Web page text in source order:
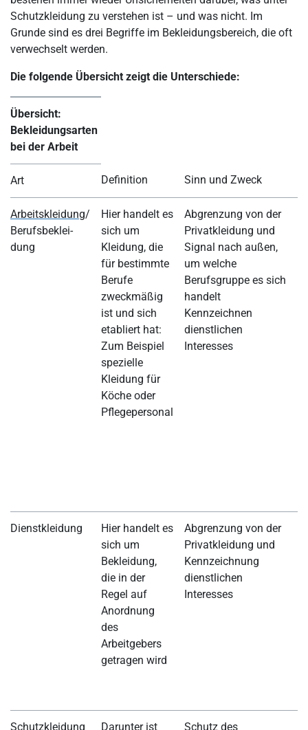
Schutzkleidung zu verstehen ist – und was nicht. Im
Grunde sind es drei Begriffe im Bekleidungsbereich, die oft
verwechselt werden.
Die folgende Übersicht zeigt die Unterschiede:
Übersicht:
Bekleidungsarten
bei der Arbeit
Art Definition Sinn und Zweck
Arbeitskleidung/
Berufsbeklei-
dung
Hier handelt es
sich um
Kleidung, die
für bestimmte
Berufe
zweckmäßig
ist und sich
etabliert hat:
Zum Beispiel
spezielle
Kleidung für
Köche oder
Pflegepersonal
Abgrenzung von der
Privatkleidung und
Signal nach außen,
um welche
Berufsgruppe es sich
handelt
Kennzeichnen
dienstlichen
Interesses
Dienstkleidung
Hier handelt es
sich um
Bekleidung,
die in der
Regel auf
Anordnung
des
Arbeitgebers
getragen wird
Abgrenzung von der
Privatkleidung und
Kennzeichnung
dienstlichen
Interesses
Schutzkleidung
Darunter ist
Schutz des